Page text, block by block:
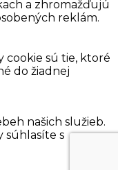
a zhromažďujú
reklám.
cookie sú tie, ktoré
do žiadnej
našich služieb.
súhlasíte s